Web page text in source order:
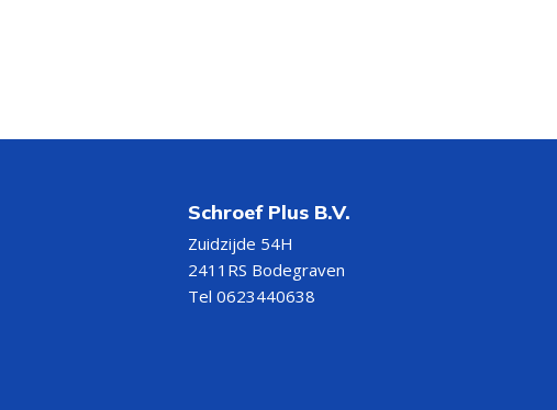
Schroef Plus B.V.
Zuidzijde 54H
2411RS Bodegraven
Tel 0623440638